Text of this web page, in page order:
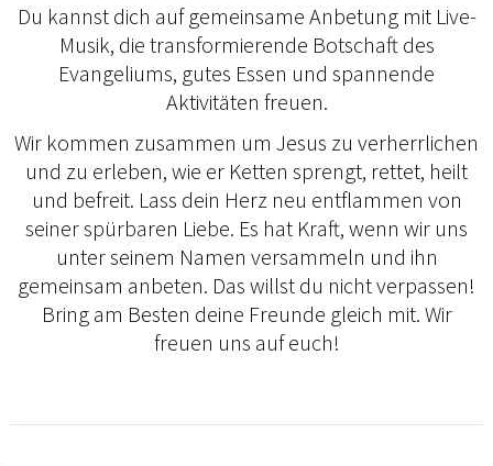
Du kannst dich auf gemeinsame Anbetung mit Live-
Musik, die transformierende Botschaft des
Evangeliums, gutes Essen und spannende
Aktivitäten freuen.
Wir kommen zusammen um Jesus zu verherrlichen
und zu erleben, wie er Ketten sprengt, rettet, heilt
und befreit. Lass dein Herz neu entflammen von
seiner spürbaren Liebe. Es hat Kraft, wenn wir uns
unter seinem Namen versammeln und ihn
gemeinsam anbeten. Das willst du nicht verpassen!
Bring am Besten deine Freunde gleich mit. Wir
freuen uns auf euch!